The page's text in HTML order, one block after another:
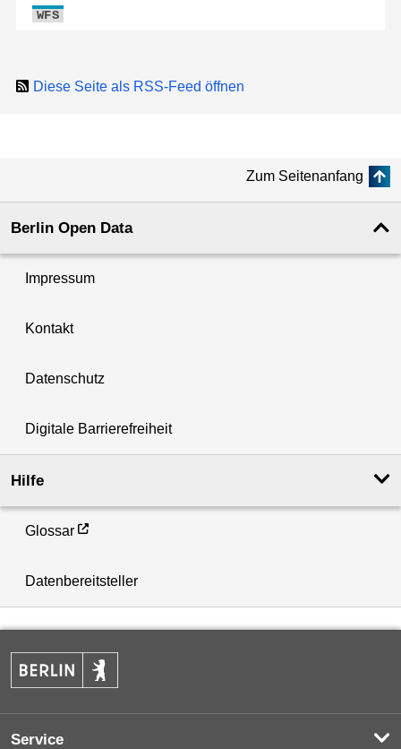
WFS
Diese Seite als RSS-Feed öffnen
Zum Seitenanfang
Berlin Open Data
Impressum
Kontakt
Datenschutz
Digitale Barrierefreiheit
Hilfe
Glossar
Datenbereitsteller
Service